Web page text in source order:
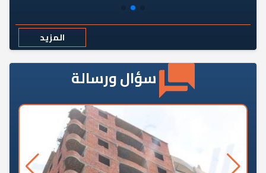
المزيد
سؤال ورسالة